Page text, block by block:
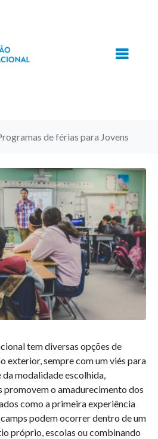
de férias para Jovens
tem diversas opções de
exterior, sempre com um viés para
modalidade escolhida,
promovem o amadurecimento dos
como a primeira experiência
podem ocorrer dentro de um
próprio, escolas ou combinando